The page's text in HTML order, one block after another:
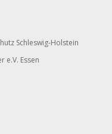
Schleswig-Holstein
e.V. Essen